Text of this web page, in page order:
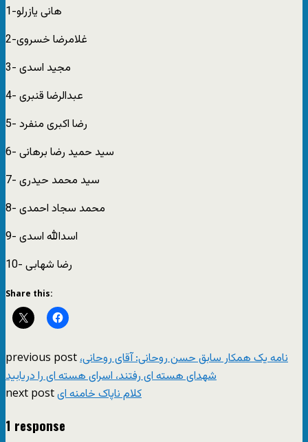
1-هانی یازرلو
2-غلامرضا خسروی
3- مجید اسدی
4- عبدالرضا قنبری
5- رضا اکبری منفرد
6- سید حمید رضا برهانی
7- سید محمد حیدری
8- محمد سجاد احمدی
9- اسدالله اسدی
10- رضا شهابی
Share this:
previous postنامه یک همکار سابق حسن روحانی: آقای روحانی،
شهدای هسته ای رفتند، اسرای هسته ای را دریابید
next postکلام ناپاک خامنه ای
1 response